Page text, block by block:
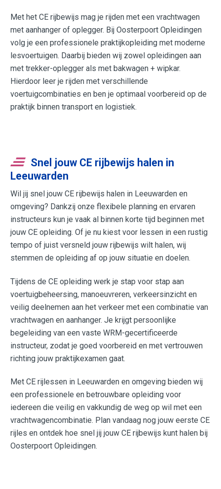
Met het CE rijbewijs mag je rijden met een vrachtwagen
met aanhanger of oplegger. Bij Oosterpoort Opleidingen
volg je een professionele praktijkopleiding met moderne
lesvoertuigen. Daarbij bieden wij zowel opleidingen aan
met trekker-oplegger als met bakwagen + wipkar.
Hierdoor leer je rijden met verschillende
voertuigcombinaties en ben je optimaal voorbereid op de
praktijk binnen transport en logistiek.
Snel jouw CE rijbewijs halen in
Leeuwarden
Wil jij snel jouw CE rijbewijs halen in Leeuwarden en
omgeving? Dankzij onze flexibele planning en ervaren
instructeurs kun je vaak al binnen korte tijd beginnen met
jouw CE opleiding. Of je nu kiest voor lessen in een rustig
tempo of juist versneld jouw rijbewijs wilt halen, wij
stemmen de opleiding af op jouw situatie en doelen.
Tijdens de CE opleiding werk je stap voor stap aan
voertuigbeheersing, manoeuvreren, verkeersinzicht en
veilig deelnemen aan het verkeer met een combinatie van
vrachtwagen en aanhanger. Je krijgt persoonlijke
begeleiding van een vaste WRM-gecertificeerde
instructeur, zodat je goed voorbereid en met vertrouwen
richting jouw praktijkexamen gaat.
Met CE rijlessen in Leeuwarden en omgeving bieden wij
een professionele en betrouwbare opleiding voor
iedereen die veilig en vakkundig de weg op wil met een
vrachtwagencombinatie. Plan vandaag nog jouw eerste CE
rijles en ontdek hoe snel jij jouw CE rijbewijs kunt halen bij
Oosterpoort Opleidingen.